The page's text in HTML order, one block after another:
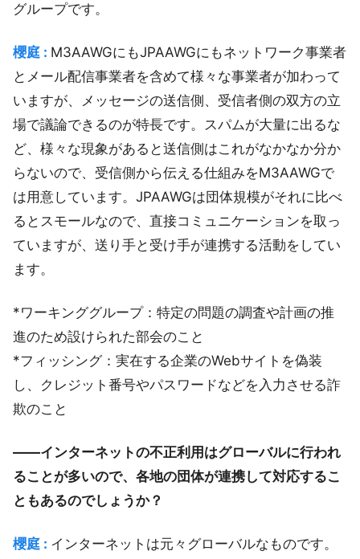
グループです。
櫻庭 : M3AAWGにもJPAAWGにもネットワーク事業者
とメール配信事業者を含めて様々な事業者が加わって
いますが、メッセージの送信側、受信者側の双方の立
場で議論できるのが特長です。スパムが大量に出るな
ど、様々な現象があると送信側はこれがなかなか分か
らないので、受信側から伝える仕組みをM3AAWGで
は用意しています。JPAAWGは団体規模がそれに比べ
るとスモールなので、直接コミュニケーションを取っ
ていますが、送り手と受け手が連携する活動をしてい
ます。
*ワーキンググループ：特定の問題の調査や計画の推
進のため設けられた部会のこと
*フィッシング：実在する企業のWebサイトを偽装
し、クレジット番号やパスワードなどを入力させる詐
欺のこと
――インターネットの不正利用はグローバルに行われ
ることが多いので、各地の団体が連携して対応するこ
ともあるのでしょうか？
櫻庭 : インターネットは元々グローバルなものです。